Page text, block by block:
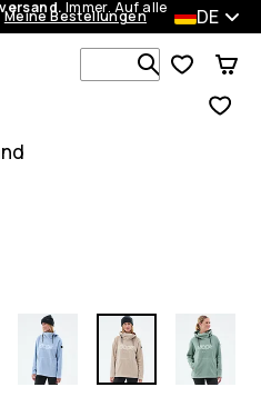
Immer. Auf alle
Meine Bestellungen DE